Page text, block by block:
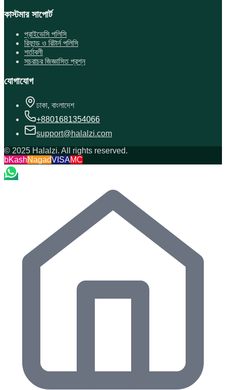
কাস্টমার সাপোর্ট
প্রাইভেসি পলিসি
রিফান্ড ও রিটার্ন পলিসি
শর্তাবলী
সচরাচর জিজ্ঞাসিত প্রশ্ন
যোগাযোগ
ঢাকা, বাংলাদেশ
+8801681354066
support@halalzi.com
© 2025 Halalzi. All rights reserved.
bKashNagadVISAMC